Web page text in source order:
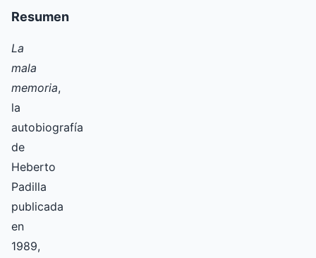
Resumen
La
mala
memoria,
la
autobiografía
de
Heberto
Padilla
publicada
en
1989,